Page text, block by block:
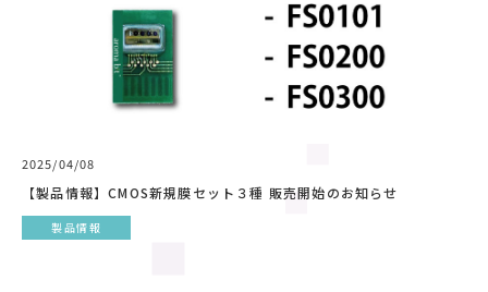
2025/04/08
【製品情報】CMOS新規膜セット３種 販売開始のお知らせ
製品情報